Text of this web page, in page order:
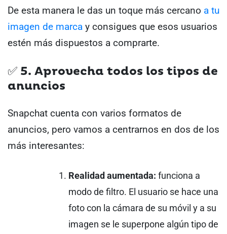
De esta manera le das un toque más cercano a tu
imagen de marca y consigues que esos usuarios
estén más dispuestos a comprarte.
✅ 5. Aprovecha todos los tipos de
anuncios
Snapchat cuenta con varios formatos de
anuncios, pero vamos a centrarnos en dos de los
más interesantes:
Realidad aumentada: funciona a
modo de filtro. El usuario se hace una
foto con la cámara de su móvil y a su
imagen se le superpone algún tipo de